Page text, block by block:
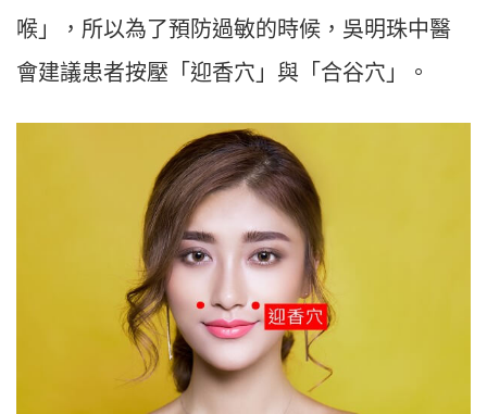
喉」，所以為了預防過敏的時候，吳明珠中醫
會建議患者按壓「迎香穴」與「合谷穴」。